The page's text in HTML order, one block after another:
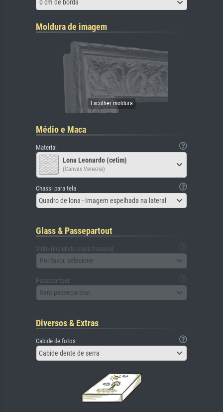
0 cm de borda
Moldura de imagem
Médio e Maca
Material
Lona Leonardo (cetim)
(Canvas Venezia)
Chassi para tela
Quadro de lona - Imagem espelhada na lateral
Glass & Passepartout
Vidro (incluindo placa traseira)
Por favor, selecione
Passepartout
Sem passepartout
Diversos & Extras
Cabide de fotos
Cabide dente de serra